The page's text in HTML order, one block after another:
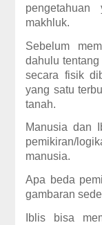
makhluk.
Sebelum
dahulu
secara fisik
yang satu
tanah.
Manusia dan
pemikiran/
manusia.
Apa beda
gambaran
Iblis bisa